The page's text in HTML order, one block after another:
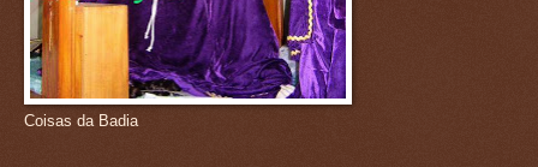
Coisas da Badia